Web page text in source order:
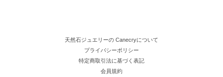
天然石ジュエリーの Canecryについて
プライバシーポリシー
特定商取引法に基づく表記
会員規約